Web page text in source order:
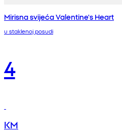
Mirisna svijeća Valentine's Heart
u staklenoj posudi
4
KM